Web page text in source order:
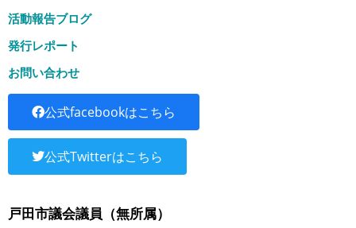
活動報告ブログ
発行レポート
お問い合わせ
公式facebookはこちら
公式Twitterはこちら
戸田市議会議員（無所属）